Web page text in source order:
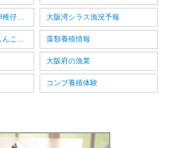
大阪湾カタクチイワシ卵稚仔情報 大阪湾シラス漁況予報
大阪湾イカナゴ新子（しんこ）漁況予報 藻類養殖情報
大阪府の漁業
コンブ養殖体験